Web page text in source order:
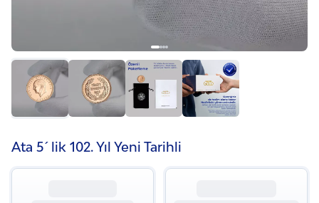
Ata 5´lik 102. Yıl Yeni Tarihli